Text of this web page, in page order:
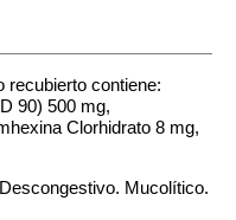
recubierto contiene:
90) 500 mg,
Clorhidrato 8 mg,
Mucolítico.